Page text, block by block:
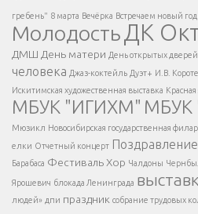
Напишите нам
</span >
Написать
</button >
</div >
гребень" 8 марта Вечёрка Встречаем новый год
МолодостьДК
ДМШ День матери День открытых дверей
человека Джаз-коктейль Дуэт+ И.В.
Искитимская художественная выставка
МБУК "ИГИХМ" МБУК
Мюзикл Новосибирская государственная
елки Отчетный концерт Поздравление
Барабаса Фестиваль Хор Чалдоны
Ярошевич блокада Ленинграда
людей» дпи праздник собрание трудовых